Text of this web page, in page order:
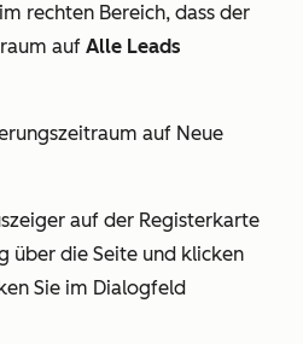
rechten Bereich, dass der
auf Alle Leads
auf Neue
auf der Registerkarte
über die Seite und klicken
Sie im Dialogfeld